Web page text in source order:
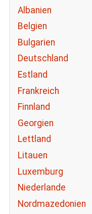
Albanien
Belgien
Bulgarien
Deutschland
Estland
Frankreich
Finnland
Georgien
Lettland
Litauen
Luxemburg
Niederlande
Nordmazedonien